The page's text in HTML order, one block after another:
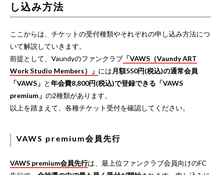
し込み方法
ここからは、チケットの受付種類やそれぞれの申し込み方法につ
いて解説していきます。
前提として、Vaundyのファンクラブ 「VAWS（Vaundy ART
Work Studio Members）」 には 月額550円(税込)の通常会員
「VAWS」 と年会費8,800円(税込)で登録できる「VAWS
premium」 の2種類があります。
以上を踏まえて、各種チケット受付を確認してください。
VAWS premium会員先行
VAWS premium会員先行は、最上位ファンクラブ会員向けのFC